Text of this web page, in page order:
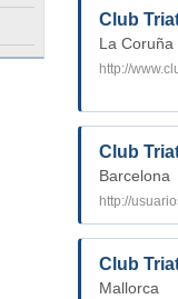
Club
La Coruña
http://
Club
Barcelona
Club
Mallorca